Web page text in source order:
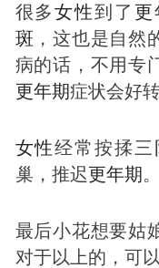
很多女性到了 更
斑 ，这也是自然
病的话，不用专
更年期症状会好转
女性经常按揉
巢，推迟更年期 。
最后小花想要姑
对于以上的，可